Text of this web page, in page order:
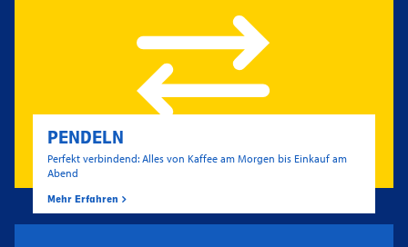
PENDELN
Perfekt verbindend: Alles von Kaffee am Morgen bis Einkauf am
Abend
Mehr Erfahren